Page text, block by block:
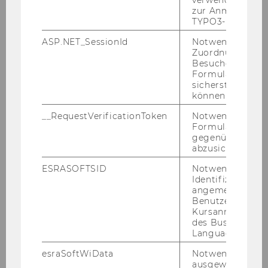
Masterguide
Spezifische Infos für Masterstudierende
zur Anmeldung
TYPO3-Backend.
ASP.NET_SessionId
Notwendig, um
Zuordnung von
Besucher zu
sicherstellen zu
können.
__RequestVerificationToken
Notwendig, um
gegenüber
abzusichern.
ESRASOFTSID
Notwendig zur
Identifizierung
angemeldeten
Benutzers im
des Business
Language
esraSoftWiData
Notwendig um
ausgewählte